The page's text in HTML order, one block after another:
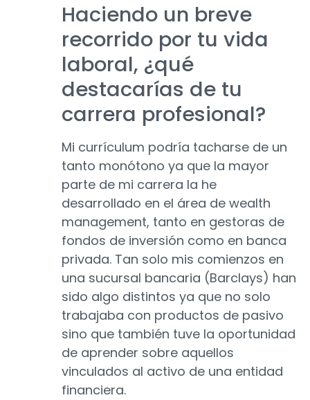
Haciendo un breve
recorrido por tu vida
laboral, ¿qué
destacarías de tu
carrera profesional?
Mi currículum podría tacharse de un
tanto monótono ya que la mayor
parte de mi carrera la he
desarrollado en el área de wealth
management, tanto en gestoras de
fondos de inversión como en banca
privada. Tan solo mis comienzos en
una sucursal bancaria (Barclays) han
sido algo distintos ya que no solo
trabajaba con productos de pasivo
sino que también tuve la oportunidad
de aprender sobre aquellos
vinculados al activo de una entidad
financiera.